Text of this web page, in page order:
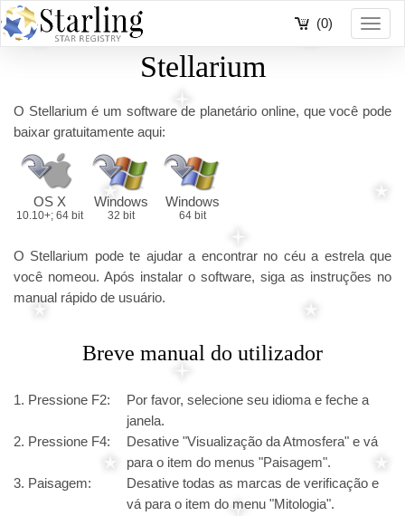
(0)
Stellarium
O Stellarium é um software de planetário online, que você pode
baixar gratuitamente aqui:
OS X
10.10+; 64 bit
Windows
32 bit
Windows
64 bit
O Stellarium pode te ajudar a encontrar no céu a estrela que
você nomeou. Após instalar o software, siga as instruções no
manual rápido de usuário.
Breve manual do utilizador
1. Pressione F2:
Por favor, selecione seu idioma e feche a
janela.
2. Pressione F4:
Desative "Visualização da Atmosfera" e vá
para o item do menus "Paisagem".
3. Paisagem:
Desative todas as marcas de verificação e
vá para o item do menu "Mitologia".